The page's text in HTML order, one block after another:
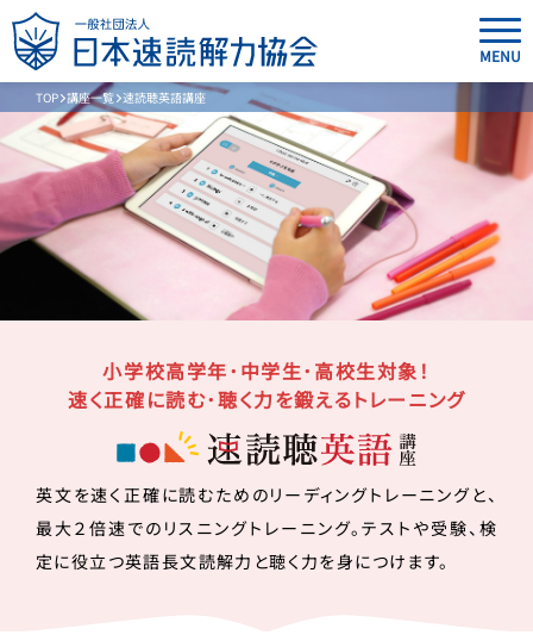
MENU
TOP 講座一覧 速読聴英語講座
小学校高学年･中学生･高校生対象！
速く正確に読む･聴く力を鍛えるトレーニング
英文を速く正確に読むためのリーディングトレーニングと、
最大２倍速でのリスニングトレーニング。テストや受験、検
定に役立つ英語長文読解力と聴く力を身につけます。